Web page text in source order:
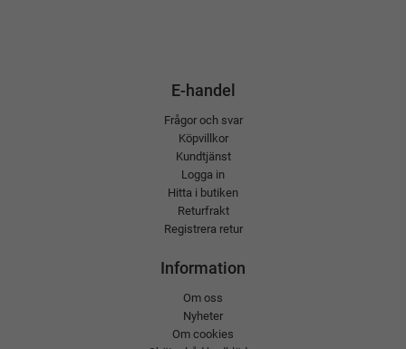
E-handel
Frågor och svar
Köpvillkor
Kundtjänst
Logga in
Hitta i butiken
Returfrakt
Registrera retur
Information
Om oss
Nyheter
Om cookies